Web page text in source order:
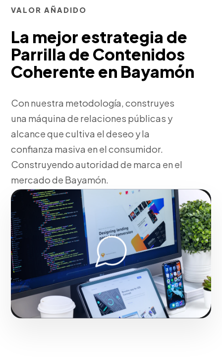
VALOR AÑADIDO
La mejor estrategia de
Parrilla de Contenidos
Coherente en Bayamón
Con nuestra metodología, construyes
una máquina de relaciones públicas y
alcance que cultiva el deseo y la
confianza masiva en el consumidor.
Construyendo autoridad de marca en el
mercado de Bayamón.
Fase 2:
En nuestra agencia, despliegue operativo y
tácticas de tracción. Generando presencia de marca
que destaca en Bayamón.
Iniciar proyecto